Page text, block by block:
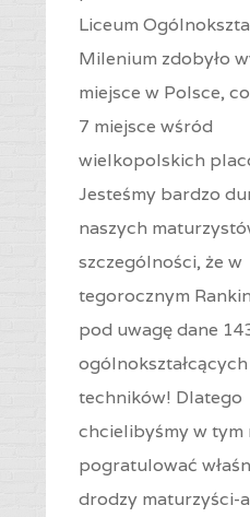
Liceum
Milenium zdobyło
miejsce w Polsce,
7 miejsce wśród
wielkopolskich
Jesteśmy bardzo
naszych
szczególności, że w
tegorocznym
pod uwagę dane
techników! Dlatego
chcielibyśmy w tym
pogratulować
drodzy maturzyści-